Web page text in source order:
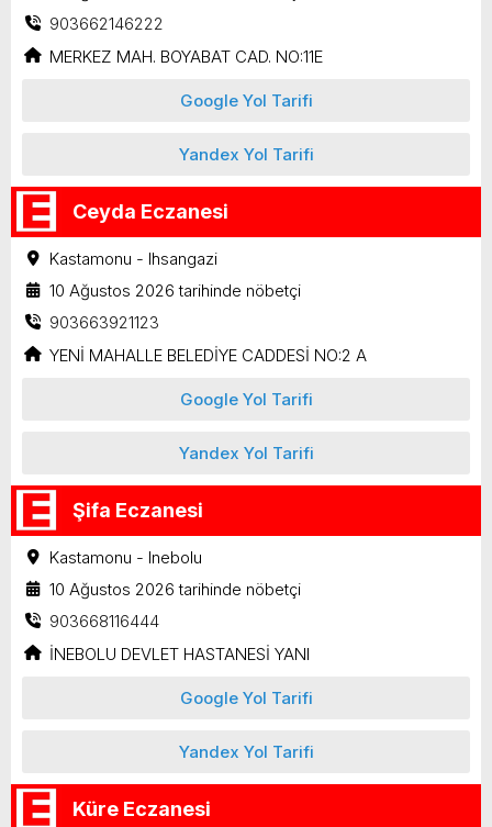
903662146222
MERKEZ MAH. BOYABAT CAD. NO:11E
Google Yol Tarifi
Yandex Yol Tarifi
Ceyda Eczanesi
Kastamonu - Ihsangazi
10 Ağustos 2026 tarihinde nöbetçi
903663921123
YENİ MAHALLE BELEDİYE CADDESİ NO:2 A
Google Yol Tarifi
Yandex Yol Tarifi
Şifa Eczanesi
Kastamonu - Inebolu
10 Ağustos 2026 tarihinde nöbetçi
903668116444
İNEBOLU DEVLET HASTANESİ YANI
Google Yol Tarifi
Yandex Yol Tarifi
Küre Eczanesi